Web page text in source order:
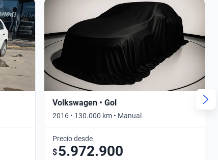
Volkswagen • Gol
2016 • 130.000 km • Manual
Precio desde
$5.972.900